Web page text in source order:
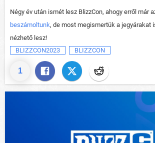
1
Négy év után ismét lesz BlizzCon, ahogy erről már
beszámoltunk, de most megismertük a jegyárakat
nézhető lesz!
BLIZZCON2023
BLIZZCON